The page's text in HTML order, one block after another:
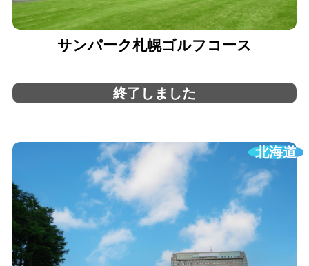
サンパーク札幌ゴルフコース
終了しました
北海道